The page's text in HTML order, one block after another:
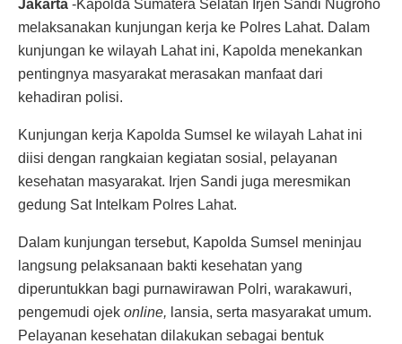
Jakarta -Kapolda Sumatera Selatan Irjen Sandi Nugroho
melaksanakan kunjungan kerja ke Polres Lahat. Dalam
kunjungan ke wilayah Lahat ini, Kapolda menekankan
pentingnya masyarakat merasakan manfaat dari
kehadiran polisi.
Kunjungan kerja Kapolda Sumsel ke wilayah Lahat ini
diisi dengan rangkaian kegiatan sosial, pelayanan
kesehatan masyarakat. Irjen Sandi juga meresmikan
gedung Sat Intelkam Polres Lahat.
Dalam kunjungan tersebut, Kapolda Sumsel meninjau
langsung pelaksanaan bakti kesehatan yang
diperuntukkan bagi purnawirawan Polri, warakawuri,
pengemudi ojek online, lansia, serta masyarakat umum.
Pelayanan kesehatan dilakukan sebagai bentuk